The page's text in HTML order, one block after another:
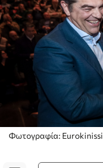
Φωτογραφία: Eurokinissi